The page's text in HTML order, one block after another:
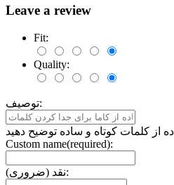
Leave a review
Fit:
Quality:
توصیف:
Custom name(required):
نقد (ضروری):